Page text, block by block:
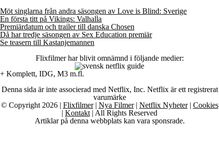
Möt singlarna från andra säsongen av Love is Blind: Sverige
En första titt på Vikings: Valhalla
Premiärdatum och trailer till danska Chosen
Då har tredje säsongen av Sex Education premiär
Se teasern till Kastanjemannen
Flixfilmer har blivit omnämnd i följande medier:
+ Komplett, IDG, M3 m.fl.
Denna sida är inte associerad med Netflix, Inc. Netflix är ett registrerat
varumärke
© Copyright 2026 | Flixfilmer| Nya Filmer| Netflix Nyheter| Cookies
| Kontakt | All Rights Reserved
Artiklar på denna webbplats kan vara sponsrade.